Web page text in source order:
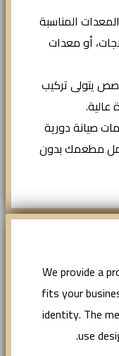
المناسبة
أو معدات
يتولى تركيب
صيانة دورية
مطعمك بدون
We provide a
fits your
identity. The
use